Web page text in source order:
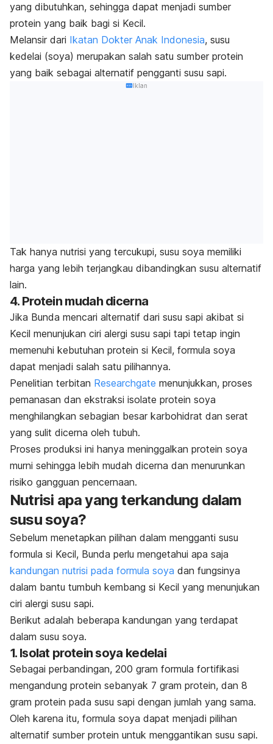
yang dibutuhkan, sehingga dapat menjadi sumber
protein yang baik bagi si Kecil.
Melansir dari Ikatan Dokter Anak Indonesia, susu
kedelai (soya) merupakan salah satu sumber protein
yang baik sebagai alternatif pengganti susu sapi.
Iklan
Tak hanya nutrisi yang tercukupi, susu soya memiliki
harga yang lebih terjangkau dibandingkan susu alternatif
lain.
4. Protein mudah dicerna
Jika Bunda mencari alternatif dari susu sapi akibat si
Kecil menunjukan ciri alergi susu sapi tapi tetap ingin
memenuhi kebutuhan protein si Kecil, formula soya
dapat menjadi salah satu pilihannya.
Penelitian terbitan Researchgate menunjukkan, proses
pemanasan dan ekstraksi isolate protein soya
menghilangkan sebagian besar karbohidrat dan serat
yang sulit dicerna oleh tubuh.
Proses produksi ini hanya meninggalkan protein soya
murni sehingga lebih mudah dicerna dan menurunkan
risiko gangguan pencernaan.
Nutrisi apa yang terkandung dalam
susu soya?
Sebelum menetapkan pilihan dalam mengganti susu
formula si Kecil, Bunda perlu mengetahui apa saja
kandungan nutrisi pada formula soya dan fungsinya
dalam bantu tumbuh kembang si Kecil yang menunjukan
ciri alergi susu sapi.
Berikut adalah beberapa kandungan yang terdapat
dalam susu soya.
1. Isolat protein soya kedelai
Sebagai perbandingan, 200 gram formula fortifikasi
mengandung protein sebanyak 7 gram protein, dan 8
gram protein pada susu sapi dengan jumlah yang sama.
Oleh karena itu, formula soya dapat menjadi pilihan
alternatif sumber protein untuk menggantikan susu sapi.